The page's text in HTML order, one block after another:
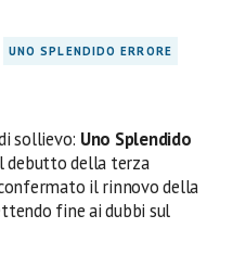
UNO SPLENDIDO ERRORE
sollievo: Uno Splendido
debutto della terza
il rinnovo della
fine ai dubbi sul